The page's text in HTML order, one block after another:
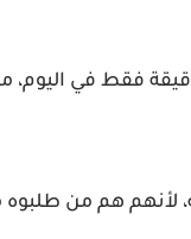
رياضي منزلي مدته 15 دقيقة
لأنهم هم من